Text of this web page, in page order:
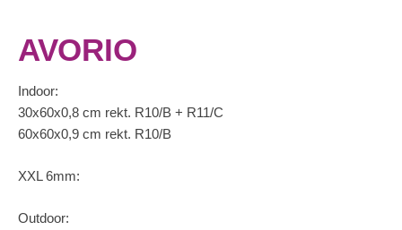
AVORIO
Indoor:
30x60x0,8 cm rekt. R10/B + R11/C
60x60x0,9 cm rekt. R10/B
XXL 6mm:
Outdoor: